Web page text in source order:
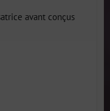
avant conçus